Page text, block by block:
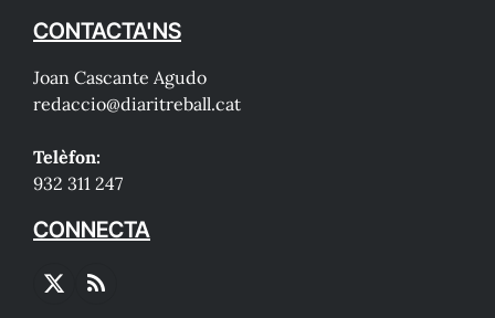
CONTACTA'NS
Joan Cascante Agudo
redaccio@diaritreball.cat
Telèfon:
932 311 247
CONNECTA
X
RSS